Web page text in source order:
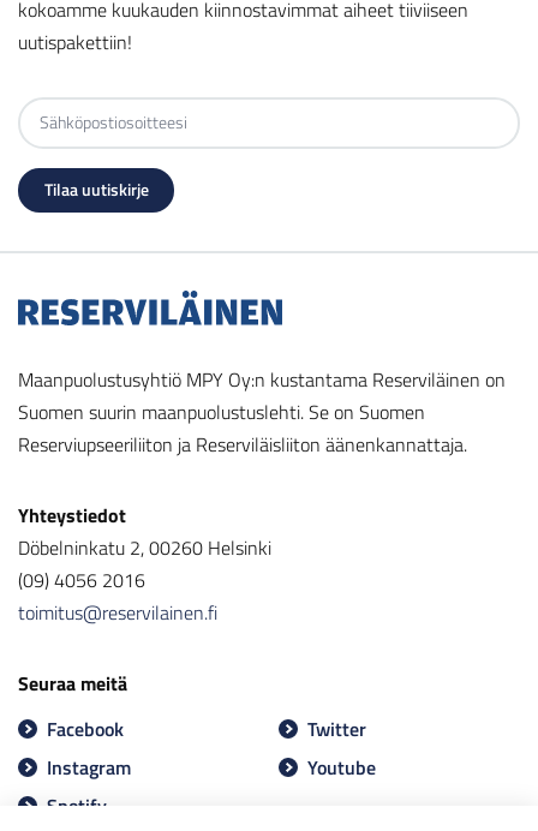
kokoamme kuukauden kiinnostavimmat aiheet tiiviiseen
uutispakettiin!
Maanpuolustusyhtiö MPY Oy:n kustantama Reserviläinen on
Suomen suurin maanpuolustuslehti. Se on Suomen
Reserviupseeriliiton ja Reserviläisliiton äänenkannattaja.
Yhteystiedot
Döbelninkatu 2, 00260 Helsinki
(09) 4056 2016
toimitus@reservilainen.fi
Seuraa meitä
Facebook
Twitter
Instagram
Youtube
Spotify